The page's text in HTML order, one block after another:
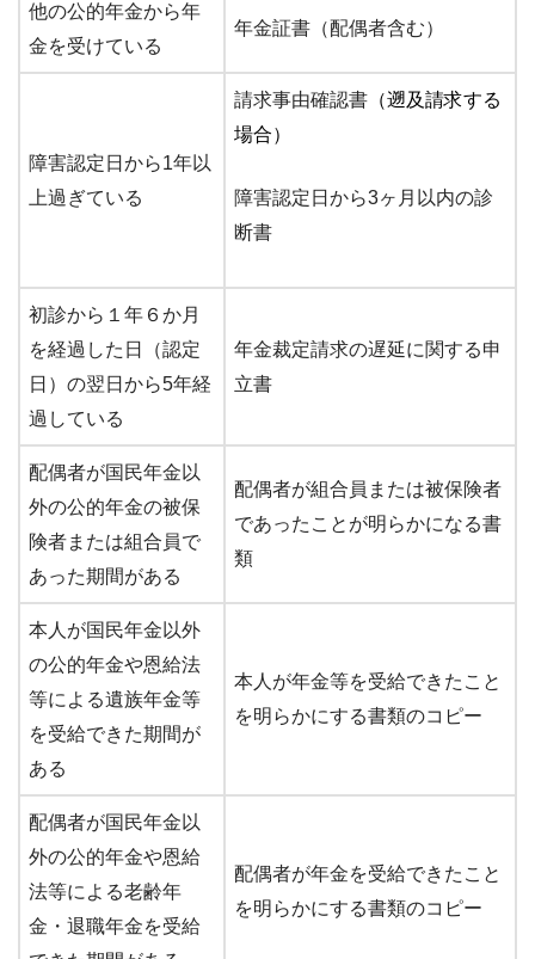
他の公的年金から年
金を受けている
年金証書（配偶者含む）
障害認定日から1年以
上過ぎている
請求事由確認書 （遡及請求する
場合）
障害認定日から3ヶ月以内の診
断書
初診から１年６か月
を経過した日（認定
日）の翌日から5年経
過している
年金裁定請求の遅延に関する申
立書
配偶者が国民年金以
外の公的年金の被保
険者または組合員で
あった期間がある
配偶者が組合員または被保険者
であったことが明らかになる書
類
本人が国民年金以外
の公的年金や恩給法
等による遺族年金等
を受給できた期間が
ある
本人が年金等を受給できたこと
を明らかにする書類のコピー
配偶者が国民年金以
外の公的年金や恩給
法等による老齢年
金・退職年金を受給
配偶者が年金を受給できたこと
を明らかにする書類のコピー